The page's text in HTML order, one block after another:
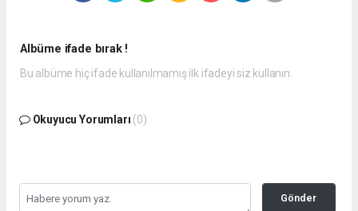
Albüme ifade bırak !
Bu albüme hiç ifade kullanılmamış ilk ifadeyi siz kullanın.
Okuyucu Yorumları (0)
Gönder